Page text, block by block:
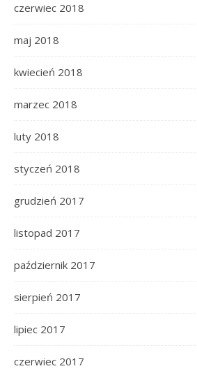
czerwiec 2018
maj 2018
kwiecień 2018
marzec 2018
luty 2018
styczeń 2018
grudzień 2017
listopad 2017
październik 2017
sierpień 2017
lipiec 2017
czerwiec 2017